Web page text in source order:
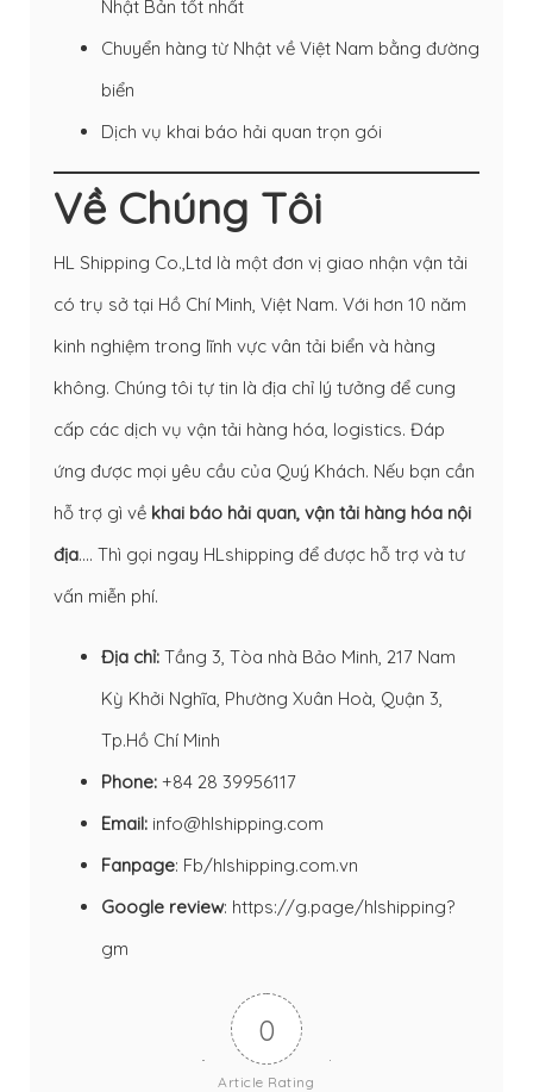
Nhật Bản tốt nhất
Chuyển hàng từ Nhật về Việt Nam bằng đường
biển
Dịch vụ khai báo hải quan trọn gói
Về Chúng Tôi
HL Shipping Co.,Ltd là một đơn vị giao nhận vận tải
có trụ sở tại Hồ Chí Minh, Việt Nam. Với hơn 10 năm
kinh nghiệm trong lĩnh vực vân tải biển và hàng
không. Chúng tôi tự tin là địa chỉ lý tưởng để cung
cấp các dịch vụ vận tải hàng hóa, logistics. Đáp
ứng được mọi yêu cầu của Quý Khách. Nếu bạn cần
hỗ trợ gì về khai báo hải quan, vận tải hàng hóa nội
địa…. Thì gọi ngay HLshipping để được hỗ trợ và tư
vấn miễn phí.
Địa chỉ: Tầng 3, Tòa nhà Bảo Minh, 217 Nam
Kỳ Khởi Nghĩa, Phường Xuân Hoà, Quận 3,
Tp.Hồ Chí Minh
Phone: +84 28 39956117
Email: info@hlshipping.com
Fanpage: Fb/hlshipping.com.vn
Google review: https://g.page/hlshipping?
gm
0
Article Rating